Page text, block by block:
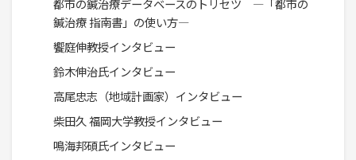
都市の鍼治療データベースのトリセツ ―「都市の
鍼治療 指南書」の使い方―
饗庭伸教授インタビュー
鈴木伸治氏インタビュー
高尾忠志（地域計画家）インタビュー
柴田久 福岡大学教授インタビュー
鳴海邦碩氏インタビュー